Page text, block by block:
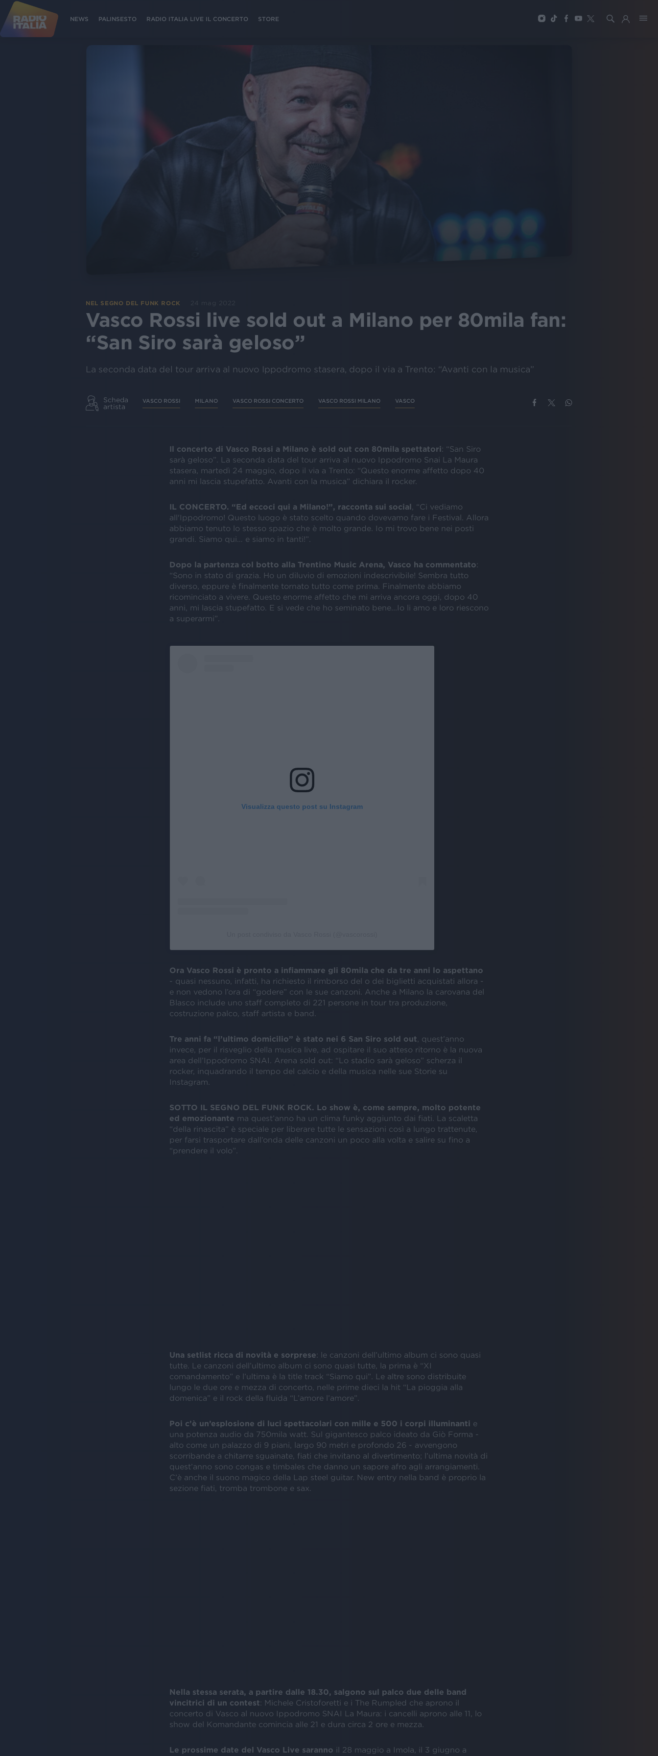
NEWS PALINSESTO RADIO ITALIA LIVE IL CONCERTO STORE
NEL SEGNO DEL FUNK ROCK 24 mag 2022
Vasco Rossi live sold out a Milano per 80mila fan:
“San Siro sarà geloso”
La seconda data del tour arriva al nuovo Ippodromo stasera, dopo il via a Trento: “Avanti con la musica”
Scheda
artista
VASCO ROSSI MILANO VASCO ROSSI CONCERTO VASCO ROSSI MILANO VASCO
Il concerto di Vasco Rossi a Milano è sold out con 80mila spettatori: “San Siro
sarà geloso”. La seconda data del tour arriva al nuovo Ippodromo Snai La Maura
stasera, martedì 24 maggio, dopo il via a Trento: “Questo enorme affetto dopo 40
anni mi lascia stupefatto. Avanti con la musica” dichiara il rocker.
IL CONCERTO. “Ed eccoci qui a Milano!”, racconta sui social , “Ci vediamo
all'Ippodromo! Questo luogo è stato scelto quando dovevamo fare i Festival. Allora
abbiamo tenuto lo stesso spazio che è molto grande. Io mi trovo bene nei posti
grandi. Siamo qui… e siamo in tanti!”.
Dopo la partenza col botto alla Trentino Music Arena, Vasco ha commentato:
“Sono in stato di grazia. Ho un diluvio di emozioni indescrivibile! Sembra tutto
diverso, eppure è finalmente tornato tutto come prima. Finalmente abbiamo
ricominciato a vivere. Questo enorme affetto che mi arriva ancora oggi, dopo 40
anni, mi lascia stupefatto. E si vede che ho seminato bene...Io li amo e loro riescono
a superarmi”.
Visualizza questo post su Instagram
Ora Vasco Rossi è pronto a infiammare gli 80mila che da tre anni lo aspettano
- quasi nessuno, infatti, ha richiesto il rimborso del o dei biglietti acquistati allora -
e non vedono l’ora di “godere” con le sue canzoni. Anche a Milano la carovana del
Blasco include uno staff completo di 221 persone in tour tra produzione,
costruzione palco, staff artista e band.
Tre anni fa “l’ultimo domicilio” è stato nei 6 San Siro sold out , quest’anno
invece, per il risveglio della musica live, ad ospitare il suo atteso ritorno è la nuova
area dell’Ippodromo SNAI. Arena sold out: “Lo stadio sarà geloso” scherza il
rocker, inquadrando il tempo del calcio e della musica nelle sue Storie su
Instagram.
SOTTO IL SEGNO DEL FUNK ROCK. Lo show è, come sempre, molto potente
ed emozionante ma quest’anno ha un clima funky aggiunto dai fiati. La scaletta
“della rinascita” è speciale per liberare tutte le sensazioni così a lungo trattenute,
per farsi trasportare dall’onda delle canzoni un poco alla volta e salire su fino a
“prendere il volo”.
Una setlist ricca di novità e sorprese: le canzoni dell’ultimo album ci sono quasi
tutte. Le canzoni dell’ultimo album ci sono quasi tutte, la prima è “XI
comandamento” e l’ultima è la title track “Siamo qui”. Le altre sono distribuite
lungo le due ore e mezza di concerto, nelle prime dieci la hit “La pioggia alla
domenica” e il rock della fluida “L’amore l’amore”.
Poi c’è un’esplosione di luci spettacolari con mille e 500 i corpi illuminanti e
una potenza audio da 750mila watt. Sul gigantesco palco ideato da Giò Forma -
alto come un palazzo di 9 piani, largo 90 metri e profondo 26 - avvengono
scorribande a chitarre sguainate, fiati che invitano al divertimento; l’ultima novità di
quest’anno sono congas e timbales che danno un sapore afro agli arrangiamenti.
C’è anche il suono magico della Lap steel guitar. New entry nella band è proprio la
sezione fiati, tromba trombone e sax.
Nella stessa serata, a partire dalle 18.30, salgono sul palco due delle band
vincitrici di un contest: Michele Cristoforetti e i The Rumpled che aprono il
concerto di Vasco al nuovo Ippodromo SNAI La Maura: i cancelli aprono alle 11, lo
show del Komandante comincia alle 21 e dura circa 2 ore e mezza.
Le prossime date del Vasco Live saranno il 28 maggio a Imola, il 3 giugno a